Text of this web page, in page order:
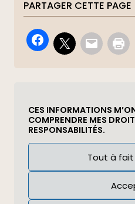
PARTAGER CETTE PAGE
CES INFORMATIONS
COMPRENDRE MES
RESPONSABILITÉS.
Tout à fait